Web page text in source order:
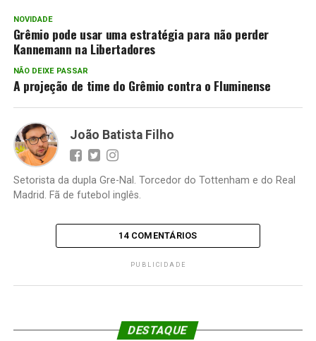
NOVIDADE
Grêmio pode usar uma estratégia para não perder
Kannemann na Libertadores
NÃO DEIXE PASSAR
A projeção de time do Grêmio contra o Fluminense
João Batista Filho
Setorista da dupla Gre-Nal. Torcedor do Tottenham e do Real
Madrid. Fã de futebol inglês.
14 COMENTÁRIOS
PUBLICIDADE
DESTAQUE